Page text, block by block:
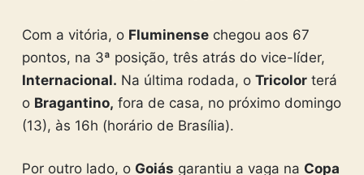
Com a vitória, o Fluminensechegou aos 67
pontos, na 3ª posição, três atrás do vice-líder,
Internacional. Na última rodada, o Tricolorterá
o Bragantino, fora de casa, no próximo domingo
(13), às 16h (horário de Brasília).
Por outro lado, o Goiás garantiu a vaga na Copa